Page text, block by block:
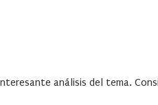
análisis del tema.